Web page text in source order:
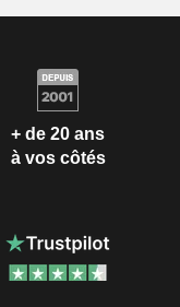
+ de 20 ans
à vos côtés